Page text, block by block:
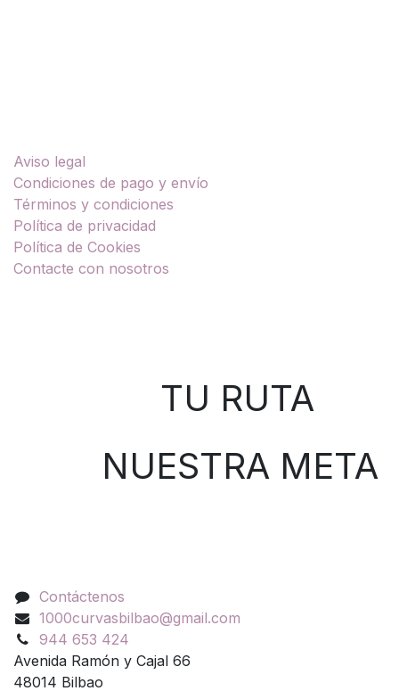
Aviso legal
Condiciones de pago y envío
Términos y condiciones
Política de privacidad
Política de Cookies
Contacte con nosotros
TU RUTA
NUESTRA META
Contáctenos
1000curvasbilbao@gmail.com
944 653 424
Avenida Ramón y Cajal 66
48014 Bilbao